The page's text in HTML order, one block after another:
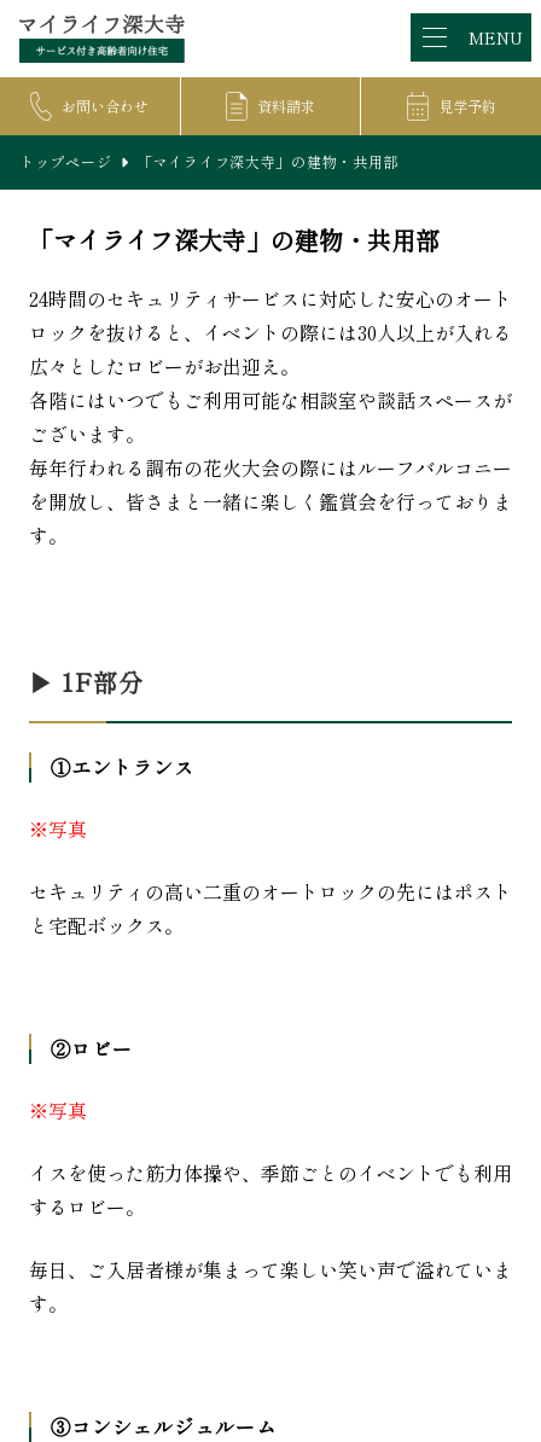
MENU
お問い合わせ 資料請求 見学予約
トップページ 「マイライフ深大寺」の建物・共用部
「マイライフ深大寺」の建物・共用部
24時間のセキュリティサービスに対応した安心のオート
ロックを抜けると、イベントの際には30人以上が入れる
広々としたロビーがお出迎え。
各階にはいつでもご利用可能な相談室や談話スペースが
ございます。
毎年行われる調布の花火大会の際にはルーフバルコニー
を開放し、皆さまと一緒に楽しく鑑賞会を行っておりま
す。
▶︎ 1F部分
①エントランス
※写真
セキュリティの高い二重のオートロックの先にはポスト
と宅配ボックス。
②ロビー
※写真
イスを使った筋力体操や、季節ごとのイベントでも利用
するロビー。
毎日、ご入居者様が集まって楽しい笑い声で溢れていま
す。
③コンシェルジュルーム